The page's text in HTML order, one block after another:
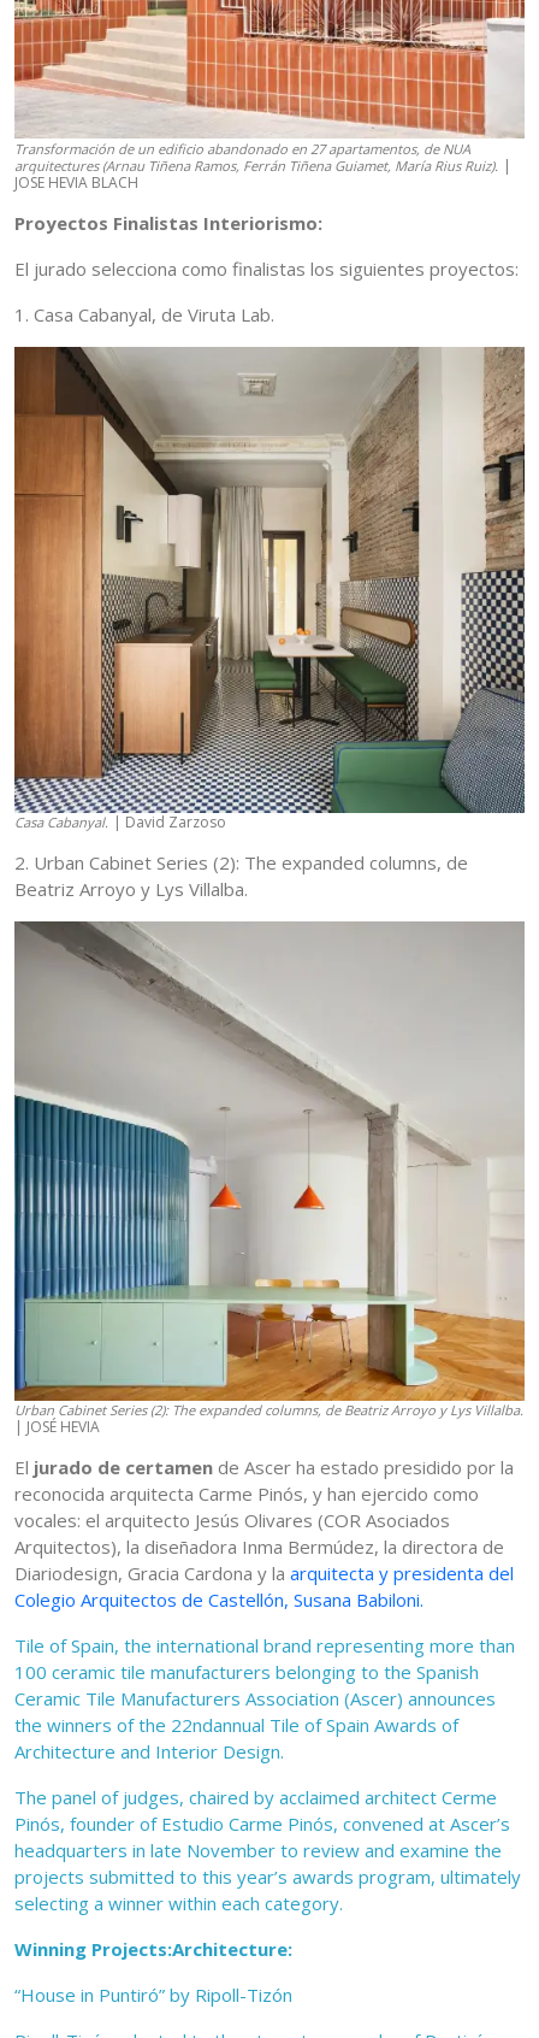
Transformación de un edificio abandonado en 27 apartamentos, de NUA
arquitectures (Arnau Tiñena Ramos, Ferrán Tiñena Guiamet, María Rius Ruiz). |
JOSE HEVIA BLACH
Proyectos Finalistas Interiorismo:
El jurado selecciona como finalistas los siguientes proyectos:
1. Casa Cabanyal, de Viruta Lab.
Casa Cabanyal. | David Zarzoso
2. Urban Cabinet Series (2): The expanded columns, de
Beatriz Arroyo y Lys Villalba.
Urban Cabinet Series (2): The expanded columns, de Beatriz Arroyo y Lys Villalba.
| JOSÉ HEVIA
El jurado de certamen de Ascer ha estado presidido por la
reconocida arquitecta Carme Pinós, y han ejercido como
vocales: el arquitecto Jesús Olivares (COR Asociados
Arquitectos), la diseñadora Inma Bermúdez, la directora de
Diariodesign, Gracia Cardona y la arquitecta y presidenta del
Colegio Arquitectos de Castellón, Susana Babiloni.
Tile of Spain, the international brand representing more than
100 ceramic tile manufacturers belonging to the Spanish
Ceramic Tile Manufacturers Association (Ascer) announces
the winners of the 22ndannual Tile of Spain Awards of
Architecture and Interior Design.
The panel of judges, chaired by acclaimed architect Cerme
Pinós, founder of Estudio Carme Pinós, convened at Ascer’s
headquarters in late November to review and examine the
projects submitted to this year’s awards program, ultimately
selecting a winner within each category.
Winning Projects:Architecture:
“House in Puntiró” by Ripoll-Tizón